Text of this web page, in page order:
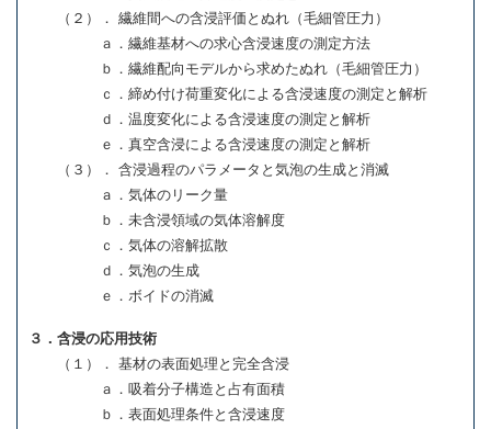
（２）． 繊維間への含浸評価とぬれ（毛細管圧力）
ａ．繊維基材への求心含浸速度の測定方法
ｂ．繊維配向モデルから求めたぬれ（毛細管圧力）
ｃ．締め付け荷重変化による含浸速度の測定と解析
ｄ．温度変化による含浸速度の測定と解析
ｅ．真空含浸による含浸速度の測定と解析
（３）． 含浸過程のパラメータと気泡の生成と消滅
ａ．気体のリーク量
ｂ．未含浸領域の気体溶解度
ｃ．気体の溶解拡散
ｄ．気泡の生成
ｅ．ボイドの消滅
３．含浸の応用技術
（１）． 基材の表面処理と完全含浸
ａ．吸着分子構造と占有面積
ｂ．表面処理条件と含浸速度